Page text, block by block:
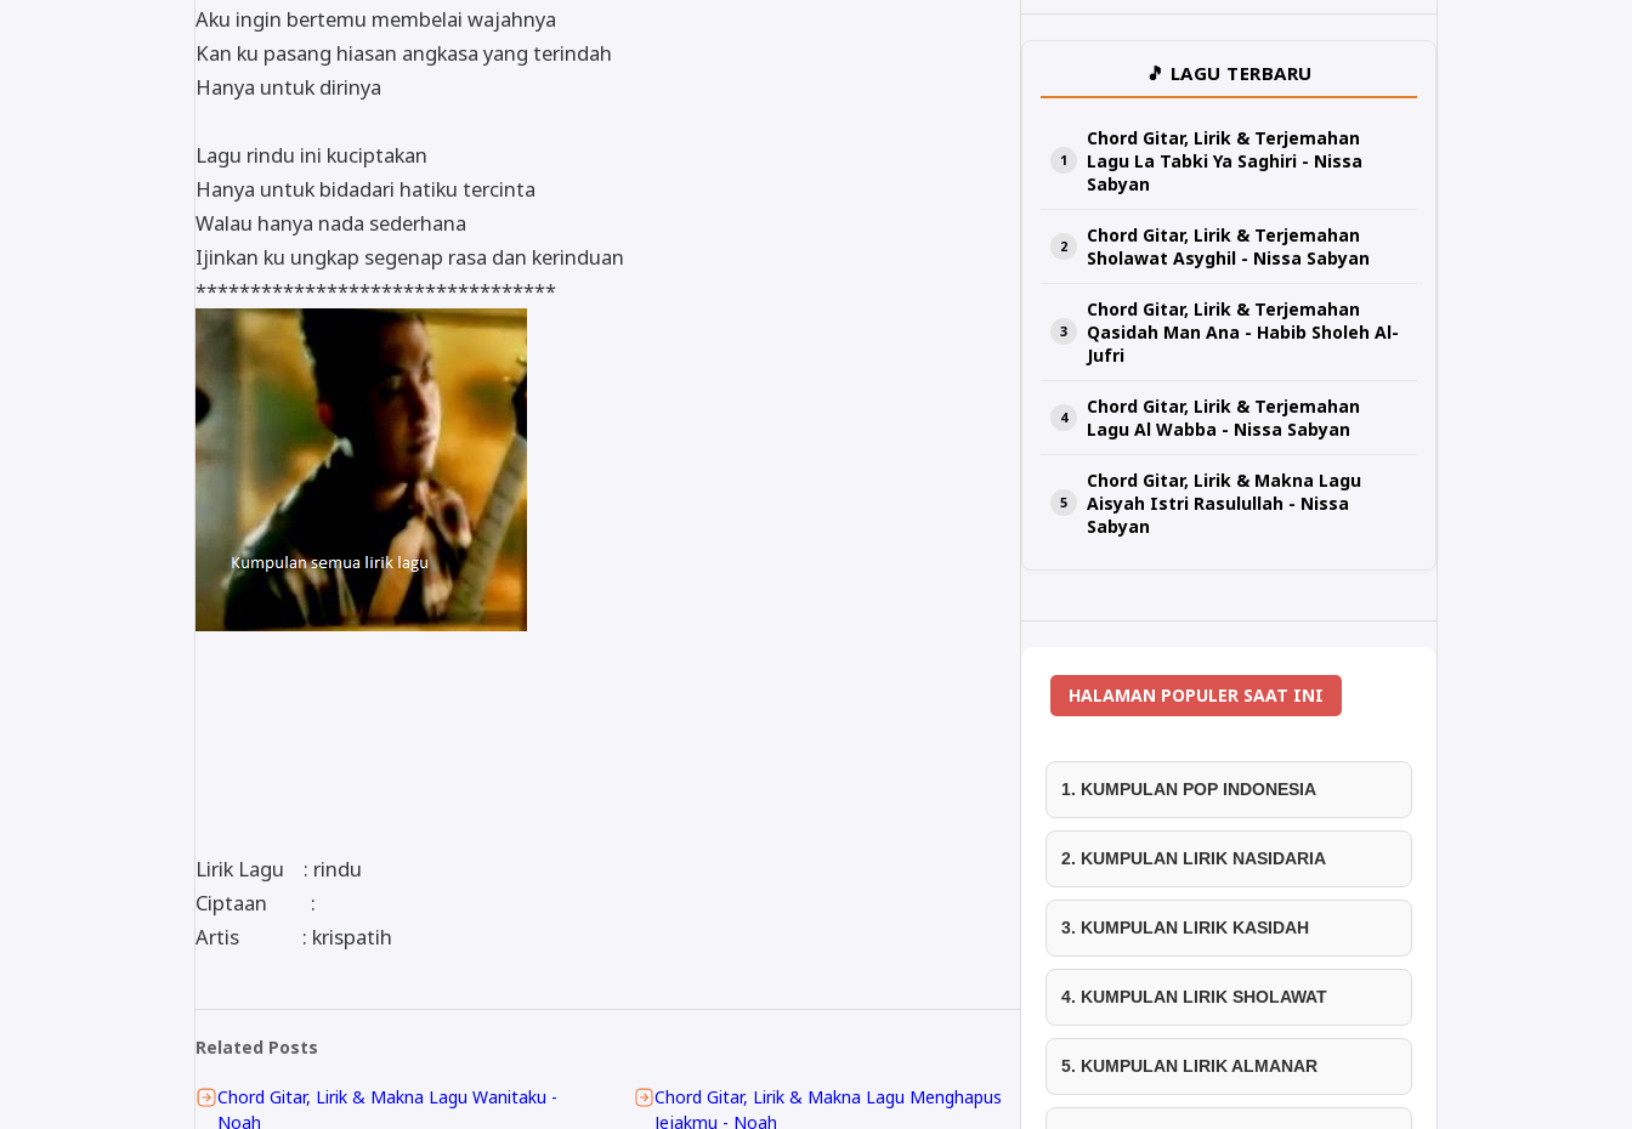
Aku ingin bertemu membelai wajahnya
Kan ku pasang hiasan angkasa yang terindah
Hanya untuk dirinya
Lagu rindu ini kuciptakan
Hanya untuk bidadari hatiku tercinta
Walau hanya nada sederhana
Ijinkan ku ungkap segenap rasa dan kerinduan
*********************************
Lirik Lagu : rindu
Ciptaan :
Artis : krispatih
Related Posts
Chord Gitar, Lirik & Makna Lagu Wanitaku -
Noah
Chord Gitar, Lirik & Makna Lagu Menghapus
Jejakmu - Noah
🎵 LAGU TERBARU
Chord Gitar, Lirik & Terjemahan
Lagu La Tabki Ya Saghiri - Nissa
Sabyan
Chord Gitar, Lirik & Terjemahan
Sholawat Asyghil - Nissa Sabyan
Chord Gitar, Lirik & Terjemahan
Qasidah Man Ana - Habib Sholeh Al-
Jufri
Chord Gitar, Lirik & Terjemahan
Lagu Al Wabba - Nissa Sabyan
Chord Gitar, Lirik & Makna Lagu
Aisyah Istri Rasulullah - Nissa
Sabyan
HALAMAN POPULER SAAT INI
1. KUMPULAN POP INDONESIA
2. KUMPULAN LIRIK NASIDARIA
3. KUMPULAN LIRIK KASIDAH
4. KUMPULAN LIRIK SHOLAWAT
5. KUMPULAN LIRIK ALMANAR